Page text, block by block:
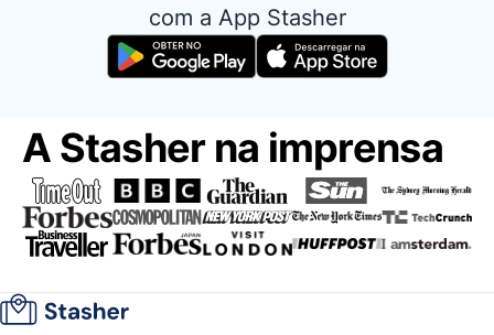
com a App Stasher
A Stasher na imprensa